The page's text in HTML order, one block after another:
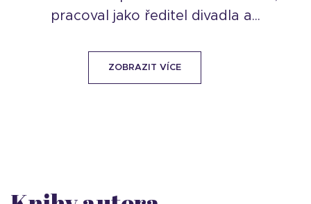
pracoval jako ředitel divadla a...
ZOBRAZIT VÍCE